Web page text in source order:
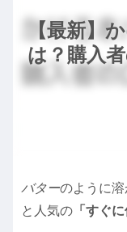
【最新】
は？購入
バターのように
と人気の 「すぐ